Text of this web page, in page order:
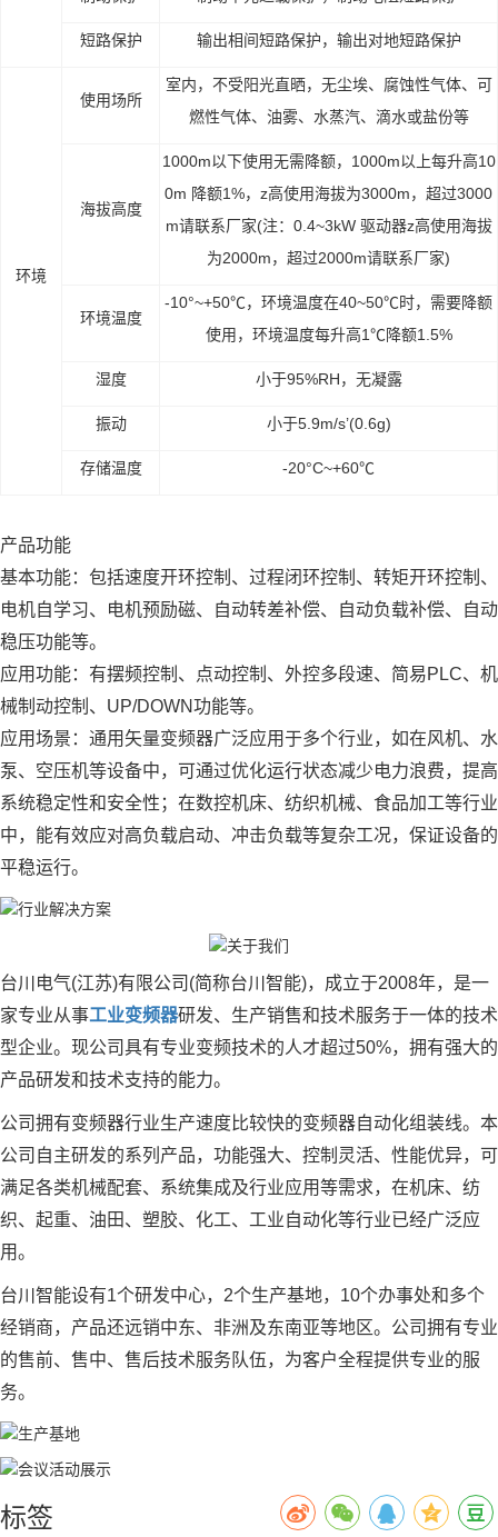
短路保护 输出相间短路保护，输出对地短路保护
环境
使用场所
室内，不受阳光直晒，无尘埃、腐蚀性气体、可
燃性气体、油雾、水蒸汽、滴水或盐份等
海拔高度
1000m以下使用无需降额，1000m以上每升高10
0m 降额1%，z高使用海拔为3000m，超过3000
m请联系厂家(注：0.4~3kW 驱动器z高使用海拔
为2000m，超过2000m请联系厂家)
环境温度
-10°~+50℃，环境温度在40~50℃时，需要降额
使用，环境温度每升高1℃降额1.5%
湿度 小于95%RH，无凝露
振动 小于5.9m/s’(0.6g)
存储温度 -20°C~+60℃
产品功能
基本功能：包括速度开环控制、过程闭环控制、转矩开环控制、
电机自学习、电机预励磁、自动转差补偿、自动负载补偿、自动
稳压功能等。
应用功能：有摆频控制、点动控制、外控多段速、简易PLC、机
械制动控制、UP/DOWN功能等。
应用场景：通用矢量变频器广泛应用于多个行业，如在风机、水
泵、空压机等设备中，可通过优化运行状态减少电力浪费，提高
系统稳定性和安全性；在数控机床、纺织机械、食品加工等行业
中，能有效应对高负载启动、冲击负载等复杂工况，保证设备的
平稳运行。
台川电气(江苏)有限公司(简称台川智能)，成立于2008年，是一
家专业从事工业变频器研发、生产销售和技术服务于一体的技术
型企业。现公司具有专业变频技术的人才超过50%，拥有强大的
产品研发和技术支持的能力。
公司拥有变频器行业生产速度比较快的变频器自动化组装线。本
公司自主研发的系列产品，功能强大、控制灵活、性能优异，可
满足各类机械配套、系统集成及行业应用等需求，在机床、纺
织、起重、油田、塑胶、化工、工业自动化等行业已经广泛应
用。
台川智能设有1个研发中心，2个生产基地，10个办事处和多个
经销商，产品还远销中东、非洲及东南亚等地区。公司拥有专业
的售前、售中、售后技术服务队伍，为客户全程提供专业的服
务。
标签